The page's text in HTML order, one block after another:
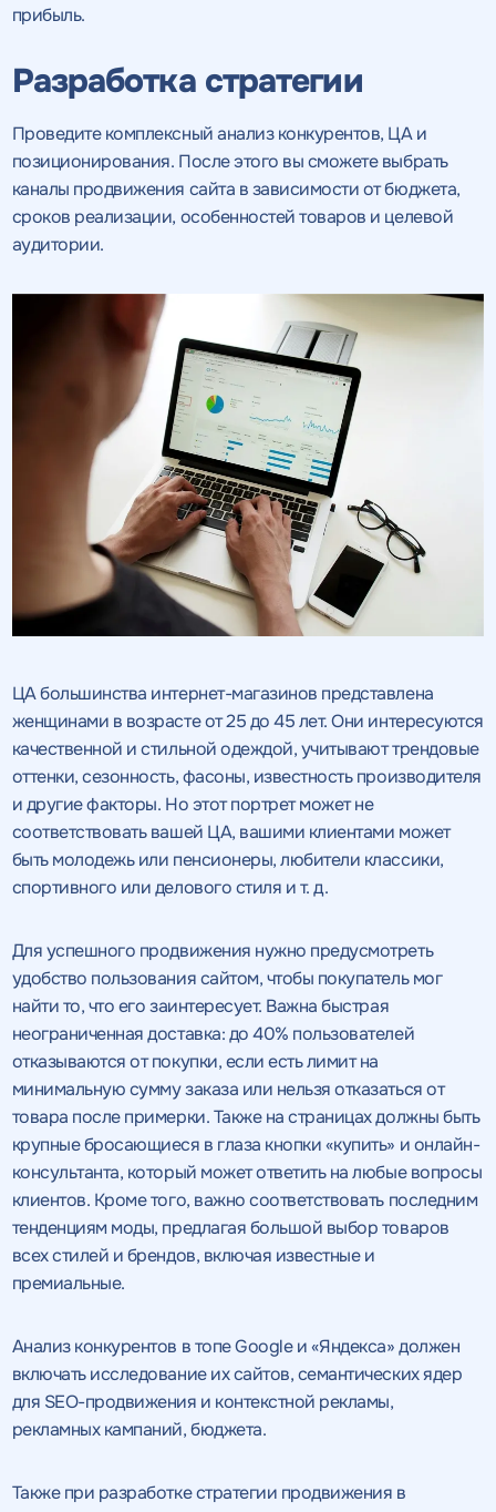
прибыль.
Разработка стратегии
Проведите комплексный анализ конкурентов, ЦА и
позиционирования. После этого вы сможете выбрать
каналы продвижения сайта в зависимости от бюджета,
сроков реализации, особенностей товаров и целевой
аудитории.
ЦА большинства интернет-магазинов представлена
женщинами в возрасте от 25 до 45 лет. Они интересуются
качественной и стильной одеждой, учитывают трендовые
оттенки, сезонность, фасоны, известность производителя
и другие факторы. Но этот портрет может не
соответствовать вашей ЦА, вашими клиентами может
быть молодежь или пенсионеры, любители классики,
спортивного или делового стиля и т. д.
Для успешного продвижения нужно предусмотреть
удобство пользования сайтом, чтобы покупатель мог
найти то, что его заинтересует. Важна быстрая
неограниченная доставка: до 40% пользователей
отказываются от покупки, если есть лимит на
минимальную сумму заказа или нельзя отказаться от
товара после примерки. Также на страницах должны быть
крупные бросающиеся в глаза кнопки «купить» и онлайн-
консультанта, который может ответить на любые вопросы
клиентов. Кроме того, важно соответствовать последним
тенденциям моды, предлагая большой выбор товаров
всех стилей и брендов, включая известные и
премиальные.
Анализ конкурентов в топе Google и «Яндекса» должен
включать исследование их сайтов, семантических ядер
для SEO-продвижения и контекстной рекламы,
рекламных кампаний, бюджета.
Также при разработке стратегии продвижения в